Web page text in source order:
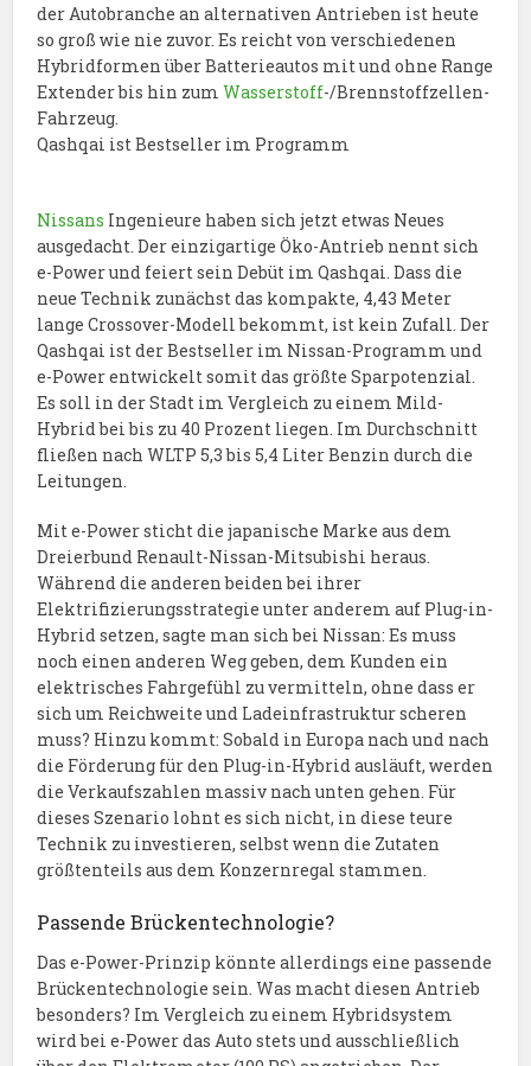
der Autobranche an alternativen Antrieben ist heute
so groß wie nie zuvor. Es reicht von verschiedenen
Hybridformen über Batterieautos mit und ohne Range
Extender bis hin zumWasserstoff-/Brennstoffzellen-
Fahrzeug.
Qashqai ist Bestseller im Programm
Nissans Ingenieure haben sich jetzt etwas Neues
ausgedacht. Der einzigartige Öko-Antrieb nennt sich
e-Power und feiert sein Debüt im Qashqai. Dass die
neue Technik zunächst das kompakte, 4,43 Meter
lange Crossover-Modell bekommt, ist kein Zufall. Der
Qashqai ist der Bestseller im Nissan-Programm und
e-Power entwickelt somit das größte Sparpotenzial.
Es soll in der Stadt im Vergleich zu einem Mild-
Hybrid bei bis zu 40 Prozent liegen. Im Durchschnitt
fließen nach WLTP 5,3 bis 5,4 Liter Benzin durch die
Leitungen.
Mit e-Power sticht die japanische Marke aus dem
Dreierbund Renault-Nissan-Mitsubishi heraus.
Während die anderen beiden bei ihrer
Elektrifizierungsstrategie unter anderem auf Plug-in-
Hybrid setzen, sagte man sich bei Nissan: Es muss
noch einen anderen Weg geben, dem Kunden ein
elektrisches Fahrgefühl zu vermitteln, ohne dass er
sich um Reichweite und Ladeinfrastruktur scheren
muss? Hinzu kommt: Sobald in Europa nach und nach
die Förderung für den Plug-in-Hybrid ausläuft, werden
die Verkaufszahlen massiv nach unten gehen. Für
dieses Szenario lohnt es sich nicht, in diese teure
Technik zu investieren, selbst wenn die Zutaten
größtenteils aus dem Konzernregal stammen.
Passende Brückentechnologie?
Das e-Power-Prinzip könnte allerdings eine passende
Brückentechnologie sein. Was macht diesen Antrieb
besonders? Im Vergleich zu einem Hybridsystem
wird bei e-Power das Auto stets und ausschließlich